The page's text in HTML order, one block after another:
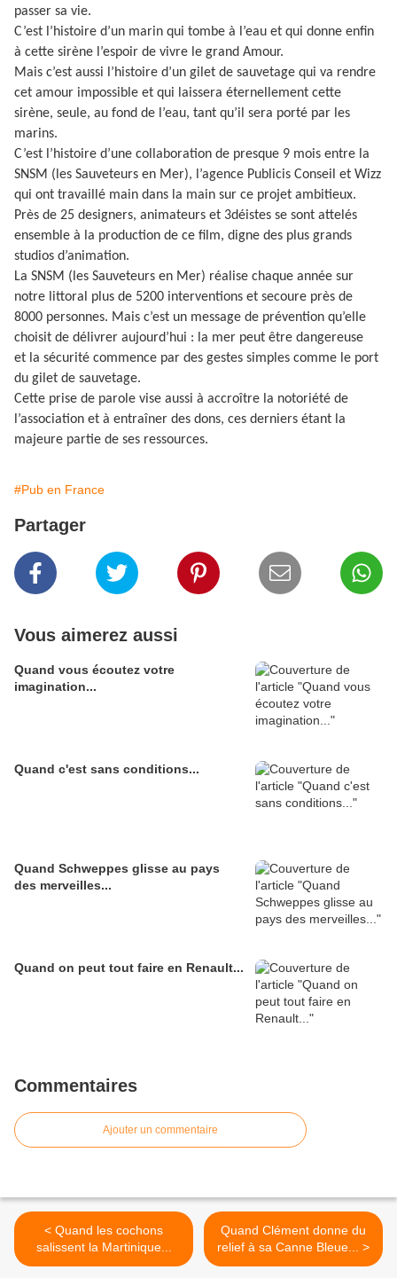
passer sa vie.
C’est l’histoire d’un marin qui tombe à l’eau et qui donne enfin
à cette sirène l’espoir de vivre le grand Amour.
Mais c’est aussi l’histoire d’un gilet de sauvetage qui va rendre
cet amour impossible et qui laissera éternellement cette
sirène, seule, au fond de l’eau, tant qu’il sera porté par les
marins.
C’est l’histoire d’une collaboration de presque 9 mois entre la
SNSM (les Sauveteurs en Mer), l’agence Publicis Conseil et Wizz
qui ont travaillé main dans la main sur ce projet ambitieux.
Près de 25 designers, animateurs et 3déistes se sont attelés
ensemble à la production de ce film, digne des plus grands
studios d’animation.
La SNSM (les Sauveteurs en Mer) réalise chaque année sur
notre littoral plus de 5200 interventions et secoure près de
8000 personnes. Mais c’est un message de prévention qu’elle
choisit de délivrer aujourd’hui : la mer peut être dangereuse
et la sécurité commence par des gestes simples comme le port
du gilet de sauvetage.
Cette prise de parole vise aussi à accroître la notoriété de
l’association et à entraîner des dons, ces derniers étant la
majeure partie de ses ressources.
#Pub en France
Partager
Vous aimerez aussi
Quand vous écoutez votre
imagination...
Quand c'est sans conditions...
Quand Schweppes glisse au pays
des merveilles...
Quand on peut tout faire en Renault...
Commentaires
Ajouter un commentaire
< Quand les cochons
salissent la Martinique...
Quand Clément donne du
relief à sa Canne Bleue... >